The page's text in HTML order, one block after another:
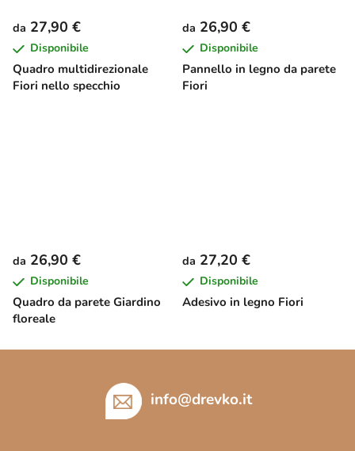
Quadro multidirezionale
Fiori nello specchio
da 27,90 €
Disponibile
Pannello in legno da parete
Fiori
da 26,90 €
Disponibile
Quadro da parete Giardino
floreale
da 26,90 €
Disponibile
Adesivo in legno Fiori
da 27,20 €
Disponibile
info@drevko.it